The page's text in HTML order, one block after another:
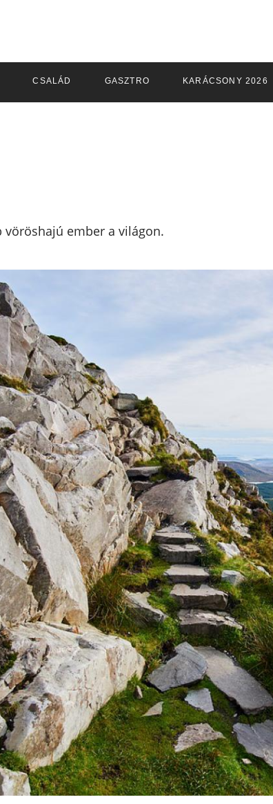
CSALÁD GASZTRO KARÁCSONY 2026
vöröshajú ember a világon.